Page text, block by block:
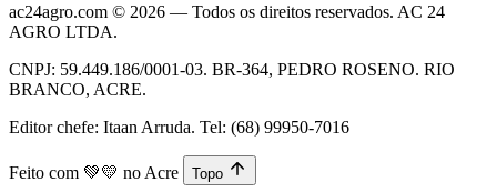
ac24agro.com © 2026 — Todos os direitos reservados. AC 24
AGRO LTDA.
CNPJ: 59.449.186/0001-03. BR-364, PEDRO ROSENO. RIO
BRANCO, ACRE.
Editor chefe: Itaan Arruda. Tel: (68) 99950-7016
Feito com 💚💛 no Acre Topo